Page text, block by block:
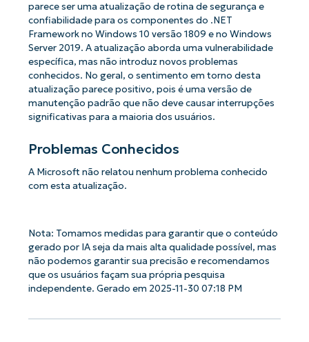
parece ser uma atualização de rotina de segurança e
confiabilidade para os componentes do .NET
Framework no Windows 10 versão 1809 e no Windows
Server 2019. A atualização aborda uma vulnerabilidade
específica, mas não introduz novos problemas
conhecidos. No geral, o sentimento em torno desta
atualização parece positivo, pois é uma versão de
manutenção padrão que não deve causar interrupções
significativas para a maioria dos usuários.
Problemas Conhecidos
A Microsoft não relatou nenhum problema conhecido
com esta atualização.
Nota: Tomamos medidas para garantir que o conteúdo
gerado por IA seja da mais alta qualidade possível, mas
não podemos garantir sua precisão e recomendamos
que os usuários façam sua própria pesquisa
independente. Gerado em 2025-11-30 07:18 PM